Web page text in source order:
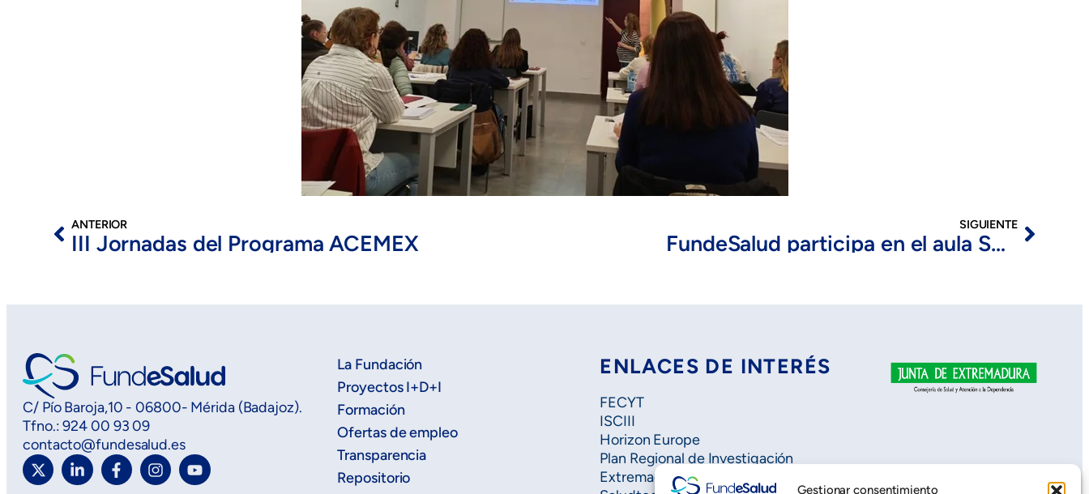
Gestionar consentimiento
ANTERIOR
III Jornadas del Programa ACEMEX
SIGUIENTE
FundeSalud participa en el aula SEDAP- Sociedad Española de Directivos de Atención Primaria
C/ Pío Baroja,10 - 06800- Mérida (Badajoz).
Tfno.: 924 00 93 09
contacto@fundesalud.es
La Fundación
Proyectos I+D+I
Formación
Ofertas de empleo
Transparencia
Repositorio
ENLACES DE INTERÉS
FECYT
ISCIII
Horizon Europe
Plan Regional de Investigación
Extremadura Salud